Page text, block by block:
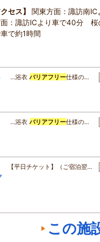
セス
関東方面：諏訪南
：諏訪ICより車で40分 桜
で約1時間
…浴衣バリアフリー仕様の…
…浴衣バリアフリー仕様の…
【平日チケット】（ご宿泊翌…
この施